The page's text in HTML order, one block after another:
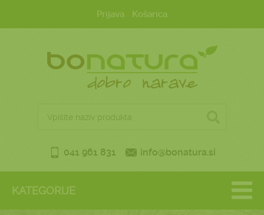
Prijava Košarica
041 961 831 info@bonatura.si
KATEGORIJE